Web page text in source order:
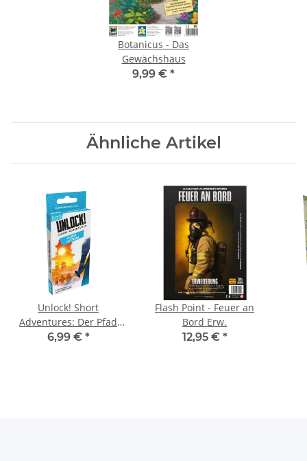
Botanicus - Das
Gewächshaus
9,99 € *
Ähnliche Artikel
Unlock! Short
Adventures: Der Pfad
des Katana
6,99 € *
Flash Point - Feuer an
Bord Erw.
12,95 € *